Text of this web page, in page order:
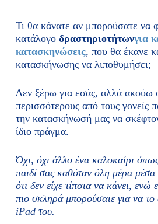
Τι θα κάνατε αν μπορούσατε να
κατάλογο δραστηριοτήτωνγια
κατασκηνώσεις, που θα έκανε
κατασκήνωσης να λιποθυμήσει;
Δεν ξέρω για εσάς, αλλά ακούω
περισσότερους από τους γονείς
την κατασκήνωσή μας να
ίδιο πράγμα.
Όχι, όχι άλλο ένα καλοκαίρι
παιδί σας καθόταν όλη μέρα μέσα
ότι δεν είχε τίποτα να κάνει, ενώ
πιο σκληρά μπορούσατε για να
iPad του.